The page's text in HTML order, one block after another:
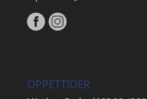
ÖPPETTIDER